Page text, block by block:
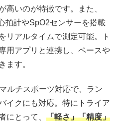
高いのが特徴です。また、
拍計やSpO2センサーを搭載
リアルタイムで測定可能。ト
用アプリと連携し、ペースや
ます。
ルチスポーツ対応で、ラン
イクにも対応。特にトライア
にとって、 「軽さ」「精度」